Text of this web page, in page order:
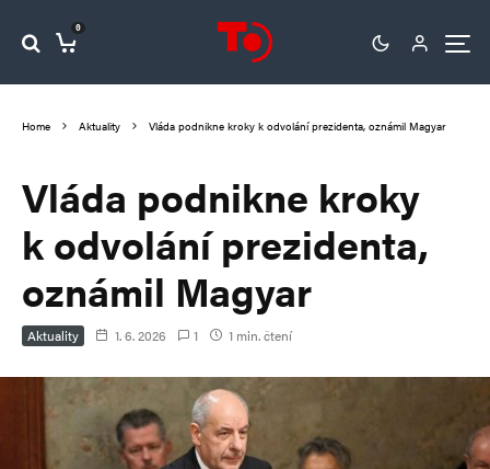
0
Home Aktuality Vláda podnikne kroky k odvolání prezidenta, oznámil Magyar
Vláda podnikne kroky
k odvolání prezidenta,
oznámil Magyar
Aktuality 1. 6. 2026 1 1 min. čtení